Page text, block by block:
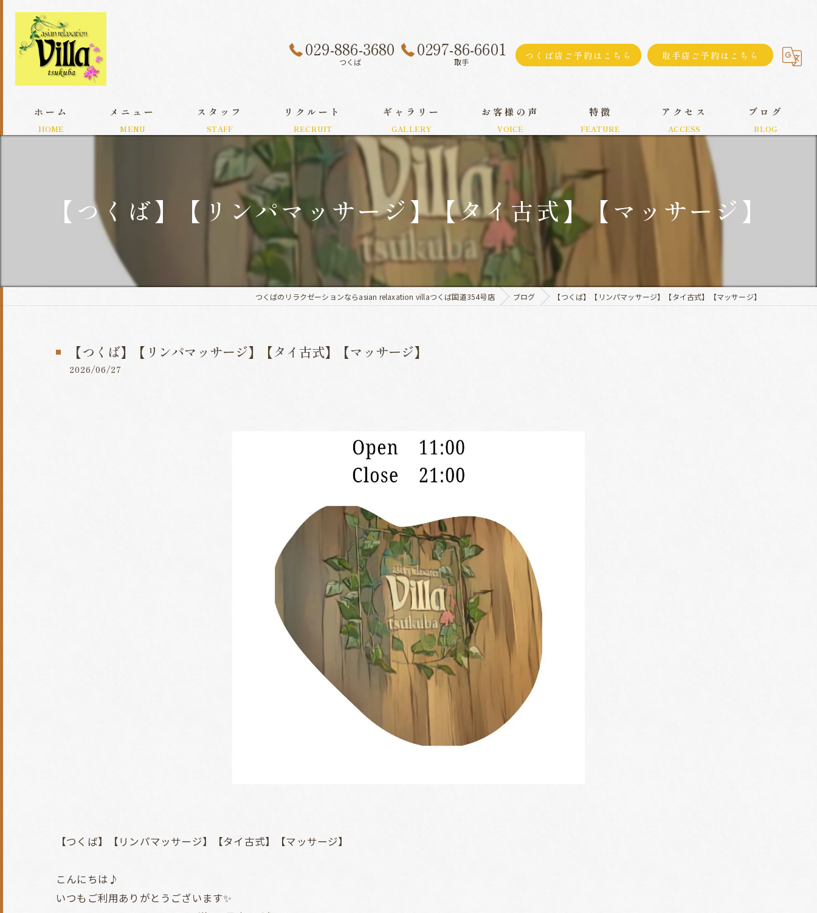
029-886-3680
つくば
0297-86-6601
取手
つくば店ご予約はこちら 取手店ご予約はこちら
ホーム メニュー スタッフ リクルート ギャラリー お客様の声 特徴 アクセス ブログ
【つくば】【リンパマッサージ】【タイ古式】【マッサージ】
つくばのリラクゼーションならasian relaxation villaつくば国道354号店 ブログ 【つくば】【リンパマッサージ】【タイ古式】【マッサージ】
【つくば】【リンパマッサージ】【タイ古式】【マッサージ】
2026/06/27
【つくば】【リンパマッサージ】【タイ古式】【マッサージ】
こんにちは♪
いつもご利用ありがとうございます✨